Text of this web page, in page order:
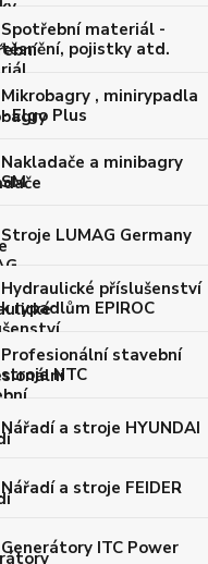
Spotřební materiál -
těsnění, pojistky atd.
Mikrobagry , minirypadla
- Elgo Plus
Nakladače a minibagry
SM
Stroje LUMAG Germany
Hydraulické příslušenství
k rypadlům EPIROC
Profesionální stavební
stroje NTC
Nářadí a stroje HYUNDAI
Nářadí a stroje FEIDER
Generátory ITC Power